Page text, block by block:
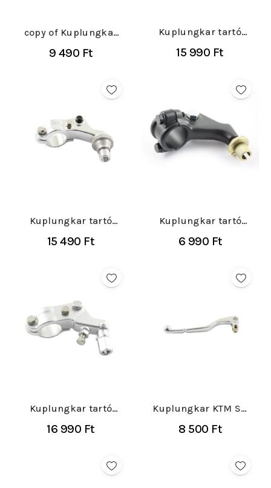
copy of Kuplungkar
250...
9 490 Ft
Kuplungkar tartó
2000-
15 990 Ft
Kuplungkar tartó
450...
15 490 Ft
Kuplungkar tartó
1985-1999
6 990 Ft
Kuplungkar tartó
450 2004-
16 990 Ft
Kuplungkar KTM SX
8 500 Ft